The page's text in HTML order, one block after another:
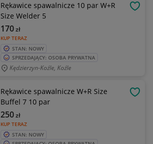
Rękawice spawalnicze 10 par W+R
Size Welder 5
KUP TERAZ
170zł
STAN: NOWY
SPRZEDAJĄCY: OSOBA PRYWATNA
Kędzierzyn-Koźle, Koźle
Rękawice spawalnicze W+R Size
Buffel 7 10 par
KUP TERAZ
250zł
STAN: NOWY